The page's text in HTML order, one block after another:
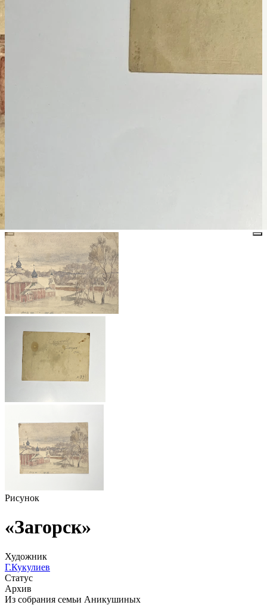
Рисунок
«Загорск»
Художник
Г.Кукулиев
Статус
Архив
Из собрания семьи Аникушиных